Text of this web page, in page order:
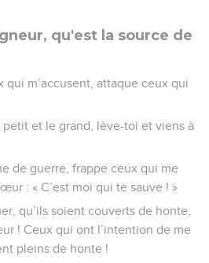
qu'est la source de
qui m’accusent, attaque ceux qui
petit et le grand, lève-toi et viens à
de guerre, frappe ceux qui me
: « C’est moi qui te sauve ! »
qu’ils soient couverts de honte,
! Ceux qui ont l’intention de me
pleins de honte !